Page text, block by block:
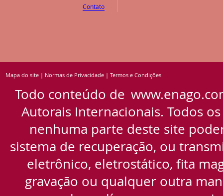
Contato
Mapa do site | Normas de Privacidade | Termos e Condições
Todo conteúdo de
Autorais Internacionais. Todos
nenhuma parte deste site
sistema de recuperação, ou
eletrônico, eletrostático, fita
gravação ou qualquer outra